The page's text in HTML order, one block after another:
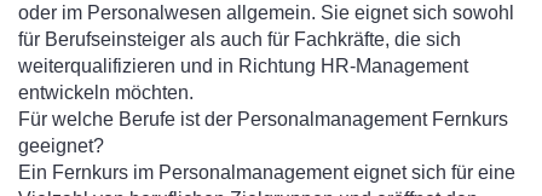
oder im Personalwesen allgemein. Sie eignet sich sowohl
für Berufseinsteiger als auch für Fachkräfte, die sich
weiterqualifizieren und in Richtung HR-Management
entwickeln möchten.
Für welche Berufe ist der Personalmanagement Fernkurs
geeignet?
Ein Fernkurs im Personalmanagement eignet sich für eine